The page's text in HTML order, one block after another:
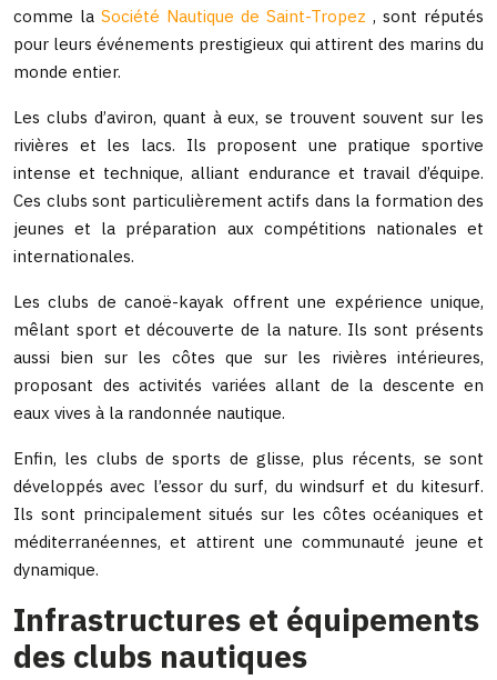
comme la Société Nautique de Saint-Tropez , sont réputés
pour leurs événements prestigieux qui attirent des marins du
monde entier.
Les clubs d’aviron, quant à eux, se trouvent souvent sur les
rivières et les lacs. Ils proposent une pratique sportive
intense et technique, alliant endurance et travail d’équipe.
Ces clubs sont particulièrement actifs dans la formation des
jeunes et la préparation aux compétitions nationales et
internationales.
Les clubs de canoë-kayak offrent une expérience unique,
mêlant sport et découverte de la nature. Ils sont présents
aussi bien sur les côtes que sur les rivières intérieures,
proposant des activités variées allant de la descente en
eaux vives à la randonnée nautique.
Enfin, les clubs de sports de glisse, plus récents, se sont
développés avec l’essor du surf, du windsurf et du kitesurf.
Ils sont principalement situés sur les côtes océaniques et
méditerranéennes, et attirent une communauté jeune et
dynamique.
Infrastructures et équipements
des clubs nautiques